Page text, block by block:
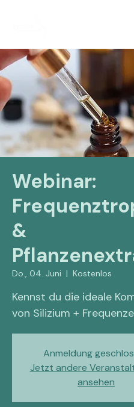
Webinar:
&
Do., 04. Juni
  |
Kostenlos
Kennst du die ideale
von Silizium +
Anmeldung
Jetzt andere
ansehen